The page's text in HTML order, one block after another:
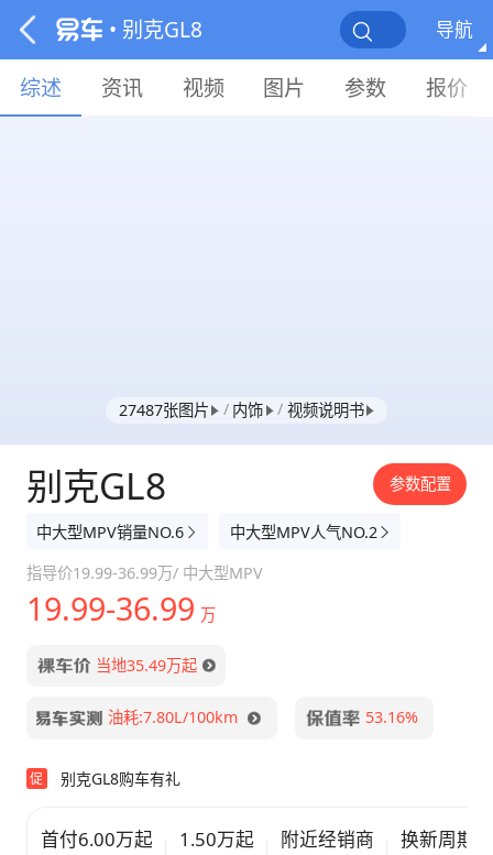
• 别克GL8 导航
综述 资讯 视频 图片 参数 报价
27487张图片 / 内饰 / 视频说明书
别克GL8 参数配置
中大型MPV销量NO.6
中大型MPV人气NO.2
指导价19.99-36.99万/ 中大型MPV
19.99-36.99 万
当地35.49万起
油耗:7.80L/100km 53.16%
促 别克GL8购车有礼
首付6.00万起 1.50万起 附近经销商 换新周期快